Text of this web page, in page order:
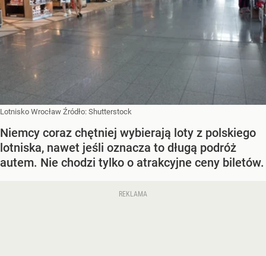
Lotnisko Wrocław Źródło: Shutterstock
Niemcy coraz chętniej wybierają loty z polskiego
lotniska, nawet jeśli oznacza to długą podróż
autem. Nie chodzi tylko o atrakcyjne ceny biletów.